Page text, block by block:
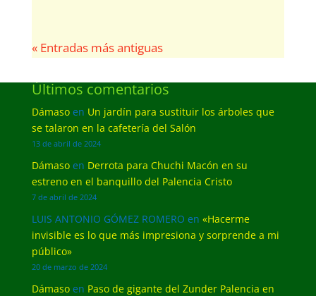
« Entradas más antiguas
Últimos comentarios
Dámasoen Un jardín para sustituir los árboles que
se talaron en la cafetería del Salón
13 de abril de 2024
Dámasoen Derrota para Chuchi Macón en su
estreno en el banquillo del Palencia Cristo
7 de abril de 2024
LUIS ANTONIO GÓMEZ ROMERO en «Hacerme
invisible es lo que más impresiona y sorprende a mi
público»
20 de marzo de 2024
Dámasoen Paso de gigante del Zunder Palencia en